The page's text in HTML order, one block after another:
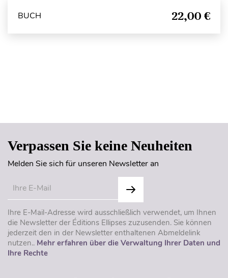
BUCH 22,00 €
Verpassen Sie keine Neuheiten
Melden Sie sich für unseren Newsletter an
Ihre E-Mail-Adresse wird ausschließlich verwendet, um Ihnen
die Newsletter der Éditions Ellipses zuzusenden. Sie können
jederzeit den in der Newsletter enthaltenen Abmeldelink
nutzen.. Mehr erfahren über die Verwaltung Ihrer Daten und
Ihre Rechte